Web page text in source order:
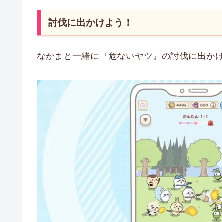
討伐に出かけよう！
なかまと一緒に『危ないヤツ』の討伐に出か